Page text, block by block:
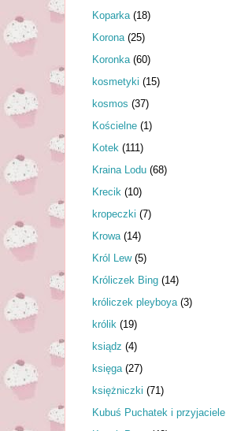
Koparka (18)
Korona (25)
Koronka (60)
kosmetyki (15)
kosmos (37)
Kościelne (1)
Kotek (111)
Kraina Lodu (68)
Krecik (10)
kropeczki (7)
Krowa (14)
Król Lew (5)
Króliczek Bing (14)
króliczek pleyboya (3)
królik (19)
ksiądz (4)
księga (27)
księżniczki (71)
Kubuś Puchatek i przyjaciele